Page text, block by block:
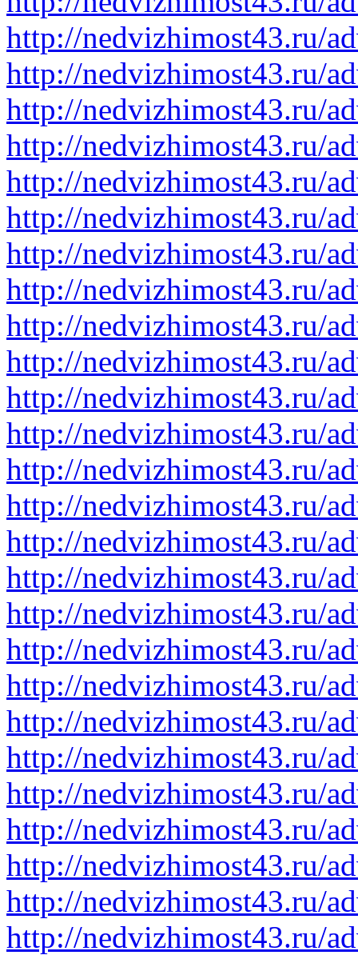
http://nedvizhimost43.ru/
http://nedvizhimost43.ru/
http://nedvizhimost43.ru/
http://nedvizhimost43.ru/
http://nedvizhimost43.ru/
http://nedvizhimost43.ru/
http://nedvizhimost43.ru/
http://nedvizhimost43.ru/
http://nedvizhimost43.ru/
http://nedvizhimost43.ru/
http://nedvizhimost43.ru/
http://nedvizhimost43.ru/
http://nedvizhimost43.ru/
http://nedvizhimost43.ru/
http://nedvizhimost43.ru/
http://nedvizhimost43.ru/
http://nedvizhimost43.ru/
http://nedvizhimost43.ru/
http://nedvizhimost43.ru/
http://nedvizhimost43.ru/
http://nedvizhimost43.ru/
http://nedvizhimost43.ru/
http://nedvizhimost43.ru/
http://nedvizhimost43.ru/
http://nedvizhimost43.ru/
http://nedvizhimost43.ru/